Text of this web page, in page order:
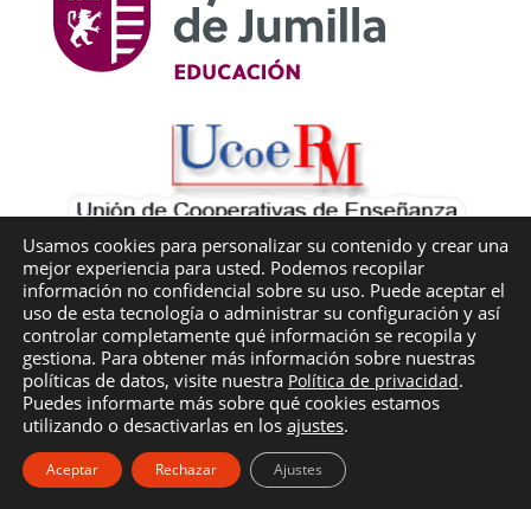
©Cooperativa de enseñanza · Colegio Bilingüe
CRUZ de PIEDRA| Jumilla ·Política de privacidad
Aviso legal·Política de Cookies
Usamos cookies para personalizar su contenido y crear una
mejor experiencia para usted. Podemos recopilar
información no confidencial sobre su uso. Puede aceptar el
uso de esta tecnología o administrar su configuración y así
controlar completamente qué información se recopila y
gestiona. Para obtener más información sobre nuestras
políticas de datos, visite nuestra Política de privacidad.
Puedes informarte más sobre qué cookies estamos
utilizando o desactivarlas en los ajustes.
Aceptar Rechazar Ajustes